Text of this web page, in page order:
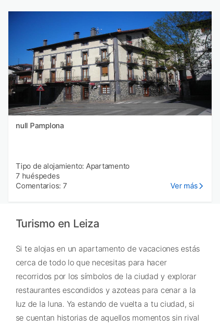
null Pamplona
Tipo de alojamiento: Apartamento
7 huéspedes
Comentarios: 7
Ver más
Turismo en Leiza
Si te alojas en un apartamento de vacaciones estás
cerca de todo lo que necesitas para hacer
recorridos por los símbolos de la ciudad y explorar
restaurantes escondidos y azoteas para cenar a la
luz de la luna. Ya estando de vuelta a tu ciudad, si
se cuentan historias de aquellos momentos sin rival